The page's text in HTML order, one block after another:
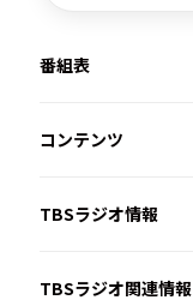
番組表
コンテンツ
TBSラジオ情報
TBSラジオ関連情報